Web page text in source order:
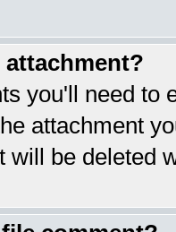
attachment?
you'll need
attachment
will be deleted